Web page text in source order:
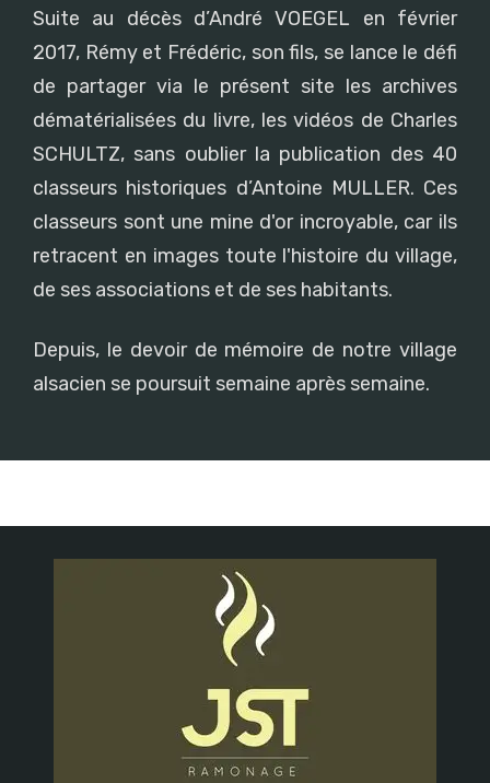
Suite au décès d’André VOEGEL en février
2017, Rémy et Frédéric, son fils, se lance le défi
de partager via le présent site les archives
dématérialisées du livre, les vidéos de Charles
SCHULTZ, sans oublier la publication des 40
classeurs historiques d’Antoine MULLER. Ces
classeurs sont une mine d'or incroyable, car ils
retracent en images toute l'histoire du village,
de ses associations et de ses habitants.
Depuis, le devoir de mémoire de notre village
alsacien se poursuit semaine après semaine.